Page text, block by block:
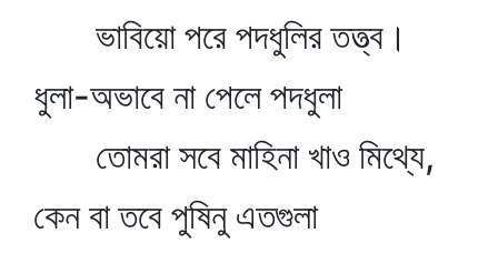
ভাবিয়ো পরে পদধুলির তত্ত্ব।
ধুলা-অভাবে না পেলে পদধুলা
তোমরা সবে মাহিনা খাও মিথ্যে,
কেন বা তবে পুষিনু এতগুলা